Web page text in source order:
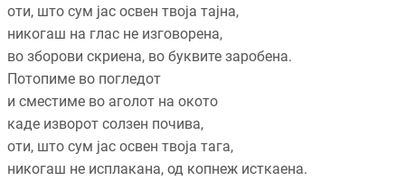
оти, што сум јас освен твоја тајна,
никогаш на глас не изговорена,
во зборови скриена, во буквите заробена.
Потопиме во погледот
и сместиме во аголот на окото
каде изворот солзен почива,
оти, што сум јас освен твоја тага,
никогаш не исплакана, од копнеж исткаена.